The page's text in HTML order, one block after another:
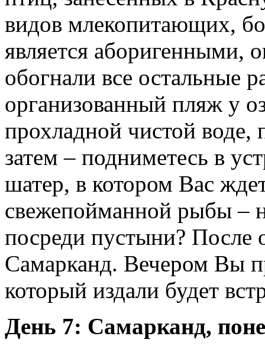
видов млекопитающих,
является аборигенными,
обогнали все остальные
организованный пляж у
прохладной чистой воде,
затем – подниметесь в
шатер, в котором Вас
свежепойманной рыбы –
посреди пустыни? После
Самарканд. Вечером Вы
который издали будет
День 7: Самарканд,